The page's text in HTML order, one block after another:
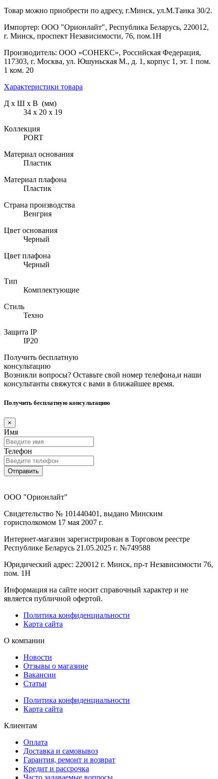
Товар можно приобрести по адресу, г.Минск, ул.М.Танка 30/2.
Импортер: ООО "Орионлайт", Республика Беларусь, 220012,
г. Минск, проспект Независимости, 76, пом.1Н
Производитель: ООО «СОНЕКС», Российская Федерация,
117303, г. Москва, ул. Юшуньская М., д. 1, корпус 1, эт. 1 пом.
1 ком. 20
Характеристики товара
Д х Ш х В (мм)
34 х 20 х 19
Коллекция
PORT
Материал основания
Пластик
Материал плафона
Пластик
Страна производства
Венгрия
Цвет основания
Черный
Цвет плафона
Черный
Тип
Комплектующие
Стиль
Техно
Защита IP
IP20
Получить бесплатную
консультацию
Возникли вопросы? Оставьте свой номер телефона,и наши
консультанты свяжутся с вами в ближайшее время.
Получить бесплатную консультацию
×
Имя
Телефон
Отправить
ООО "Орионлайт"
Свидетельство № 101440401, выдано Минским
горисполкомом 17 мая 2007 г.
Интернет-магазин зарегистрирован в Торговом реестре
Республике Беларусь 21.05.2025 г. №749588
Юридический адрес: 220012 г. Минск, пр-т Независимости 76,
пом. 1Н
Информация на сайте носит справочный характер и не
является публичной офертой.
Политика конфиденциальности
Карта сайта
О компании
Новости
Отзывы о магазине
Вакансии
Статьи
Политика конфиденциальности
Карта сайта
Клиентам
Оплата
Доставка и самовывоз
Гарантия, ремонт и возврат
Кредит и рассрочка